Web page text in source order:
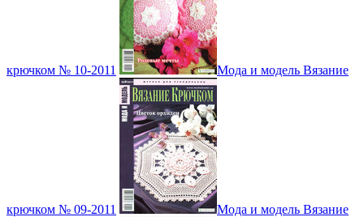
крючком № 10-2011 Мода и модель Вязание
крючком № 09-2011 Мода и модель Вязание